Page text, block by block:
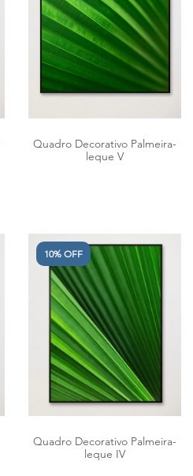
Quadro Decorativo Palmeira-
leque V
10% OFF
Quadro Decorativo Palmeira-
leque IV